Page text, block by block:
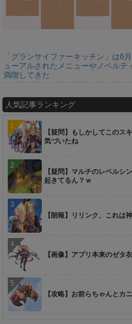
「グランサイファーキッチン」は6
ューアルされたメニューやノベルテ
満喫してきた
人気記事ランキング
【疑問】もしかしてこのス
気づいたね
【疑問】マルチのレベルシ
起きてるん？ｗ
【朗報】リリンク、これは
【画像】アプリ本来のゼ
【攻略】お前らちゃんとカ